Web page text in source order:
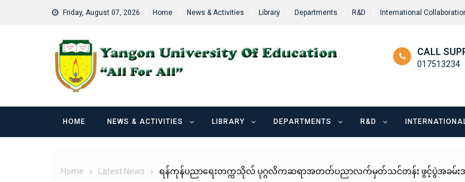
Friday, August 07, 2026 Home News & Activities Library Departments R&D International
CALL
017513234
HOME NEWS & ACTIVITIES LIBRARY DEPARTMENTS R&D
Home Latest News ရန်ကုန်ပညာရေးတက္ကသိုလ် ပုဂ္ဂလိကဆရာအတတ်ပညာလက်မှတ်သင်တန်း ဖွင့်ပွဲအခမ်းအ